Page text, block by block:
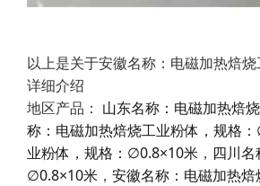
以上是关于安徽名称：电磁加热焙
详细介绍
地区产品： 山东名称：电磁加热焙
称：电磁加热焙烧工业粉体，规格
业粉体，规格：∅0.8×10米 ， 四川
∅0.8×10米 ， 安徽名称：电磁加热